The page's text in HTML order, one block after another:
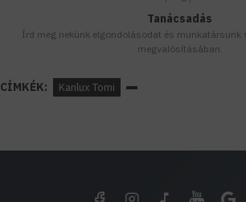
Tanácsadás
Írd meg nekünk elgondolásodat és munkatársunk
megvalósításában.
CÍMKÉK: Kanlux Tomi